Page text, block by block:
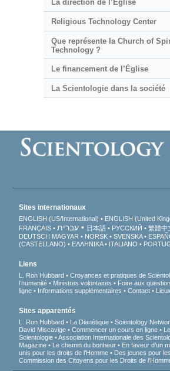
La direction de l’Église
Religious Technology Center
Que représente la Church of
Technology ?
Le financement de l’Église
La Scientologie dans la société
Sites internationaux
ENGLISH (US/International) ENGLISH (United
FRANÇAIS
עברית 日本語 РУССКИЙ 繁體中
DEUTSCH MAGYAR NORSK SVENSKA
(CASTELLANO)
ΕΛΛΗΝΙΚA ITALIANO
Liens
L. Ron Hubbard Croyances et pratiques de
l’humanité
Ministres volontaires Foire aux
ligne
Informations supplémentaires Contact Lieux
Sites apparentés
L. Ron Hubbard La Dianétique Scientology
David Miscavige
Commencer un cours en ligne
Scientologie
Association Internationale des
Magazine
Le chemin du bonheur En faveur d’un
unis pour les droits de l’Homme
Des jeunes pour
Commission des Citoyens pour les Droits de